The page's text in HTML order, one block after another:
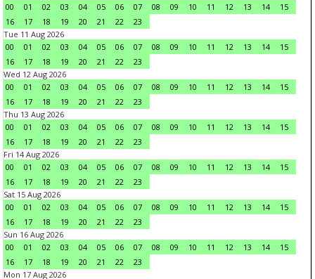
00
01 02 03 04 05 06 07 08 09 10 11 12 13 14
15
16
17 18 19 20 21 22
23
Tue 11 Aug 2026
00
01 02 03 04 05 06 07 08 09 10 11 12 13 14
15
16
17 18 19 20 21 22
23
Wed 12 Aug 2026
00
01 02 03 04 05 06 07 08 09 10 11 12 13 14
15
16
17 18 19 20 21 22
23
Thu 13 Aug 2026
00
01 02 03 04 05 06 07 08 09 10 11 12 13 14
15
16
17 18 19 20 21 22
23
Fri 14 Aug 2026
00
01 02 03 04 05 06 07 08 09 10 11 12 13 14
15
16
17 18 19 20 21 22
23
Sat 15 Aug 2026
00
01 02 03 04 05 06 07 08 09 10 11 12 13 14
15
16
17 18 19 20 21 22
23
Sun 16 Aug 2026
00
01 02 03 04 05 06 07 08 09 10 11 12 13 14
15
16
17 18 19 20 21 22
23
Mon 17 Aug 2026